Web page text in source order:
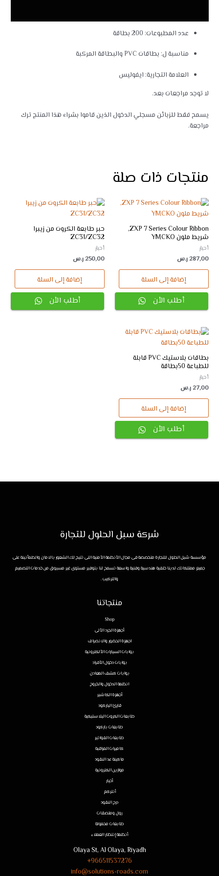
عدد المطبوعات: 200 بطاقة
مناسبة ل: بطاقات PVC والبطاقة المركبة
العلامة التجارية: ايفوليس
لا توجد مراجعات بعد.
يسمح فقط للزبائن مسجلي الدخول الذين قاموا بشراء هذا المنتج ترك
مراجعة.
منتجات ذات صلة
ZXP 7 Series Colour Ribbon,
شريط ملون YMCKO
أحبار
287,00ر.س
إضافة إلى السلة
أطلب الأن
حبر طابعة الكروت من زيبرا
ZC31/ZC32
أحبار
250,00ر.س
إضافة إلى السلة
أطلب الأن
بطاقات بلاستيك PVC قابلة
للطباعة 50بطاقة
أحبار
27,00ر.س
إضافة إلى السلة
أطلب الأن
شركة سبل الحلول للتجارة
مؤسسة سُبل الحلول للتجارة متخصصة فى مجال الأنظمة الأمنية التى تتيح لك الشعور بالامان والطمأنينة على
جميع ممتلكاتك لدينا خلفية هندسية وفنية واسعة تسمح لنا بتوفير مستوى غير مسبوق من خدمات التصميم
والتركيب .
منتجاتنا
Shop
أجهزة الجرد الألى
اجهزة الحضور والانصراف
بوابات السيارات الألكترونية
بوابات دخول الأفراد
بوابات كشف المعادن
انظمة الدخول والخروج
أجهزة الكاشير
قارئ الباركود
طابعات الكروت البلاستيكية
طابعات باركود
طابعات الفواتير
كاميرات المراقبة
ماكينة عد النقود
موازين الكترونية
أحبار
أنتركم
درج النقود
رول وملصقات
طابعات محمولة
أنظمة إنتظار العملاء
Olaya St, Al Olaya, Riyadh
966511537276+
info@solutions-roads.com